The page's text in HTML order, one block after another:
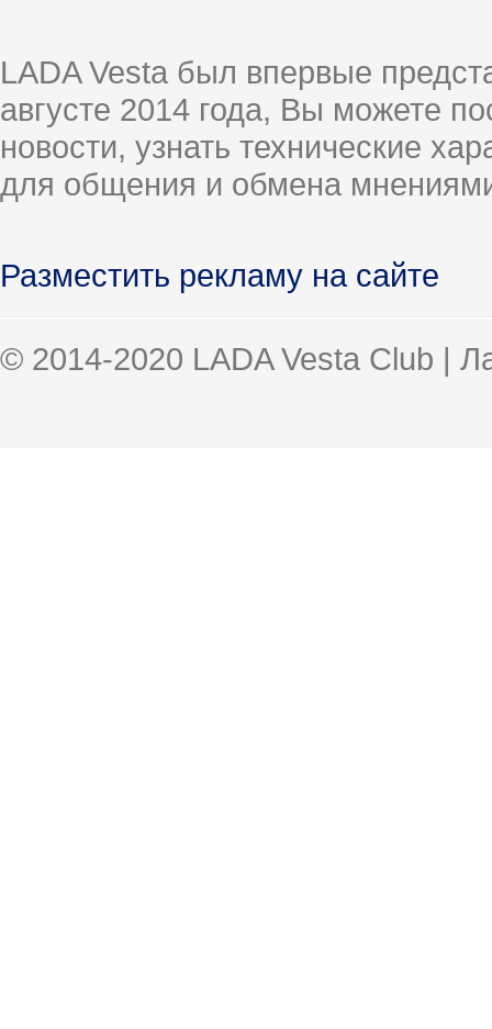
LADA Vesta был впервые
августе 2014 года, Вы можете
новости, узнать технические
для общения и обмена
Разместить рекламу на сайте
© 2014-2020 LADA Vesta Club |